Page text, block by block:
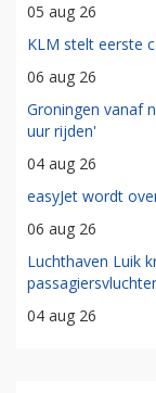
05 aug 26
KLM stelt eerste
06 aug 26
Groningen vanaf
uur rijden'
04 aug 26
easyJet wordt
06 aug 26
Luchthaven Luik
04 aug 26